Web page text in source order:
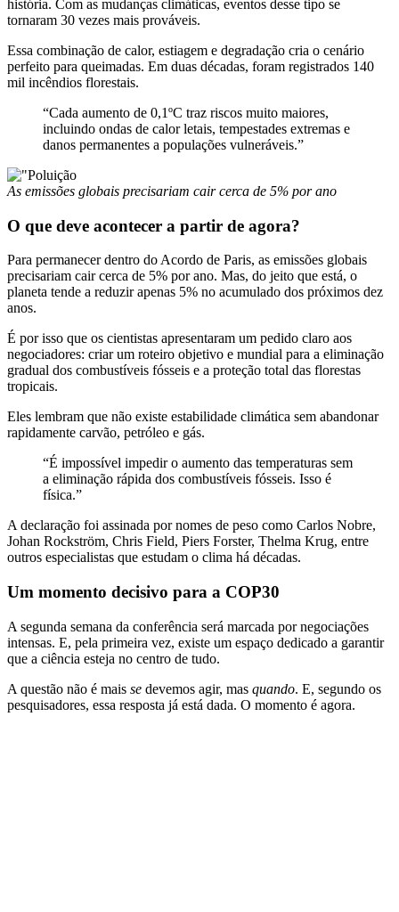
história. Com as mudanças climáticas, eventos desse tipo se
tornaram 30 vezes mais prováveis.
Essa combinação de calor, estiagem e degradação cria o cenário
perfeito para queimadas. Em duas décadas, foram registrados 140
mil incêndios florestais.
“Cada aumento de 0,1ºC traz riscos muito maiores,
incluindo ondas de calor letais, tempestades extremas e
danos permanentes a populações vulneráveis.”
As emissões globais precisariam cair cerca de 5% por ano
O que deve acontecer a partir de agora?
Para permanecer dentro do Acordo de Paris, as emissões globais
precisariam cair cerca de 5% por ano. Mas, do jeito que está, o
planeta tende a reduzir apenas 5% no acumulado dos próximos dez
anos.
É por isso que os cientistas apresentaram um pedido claro aos
negociadores: criar um roteiro objetivo e mundial para a eliminação
gradual dos combustíveis fósseis e a proteção total das florestas
tropicais.
Eles lembram que não existe estabilidade climática sem abandonar
rapidamente carvão, petróleo e gás.
“É impossível impedir o aumento das temperaturas sem
a eliminação rápida dos combustíveis fósseis. Isso é
física.”
A declaração foi assinada por nomes de peso como Carlos Nobre,
Johan Rockström, Chris Field, Piers Forster, Thelma Krug, entre
outros especialistas que estudam o clima há décadas.
Um momento decisivo para a COP30
A segunda semana da conferência será marcada por negociações
intensas. E, pela primeira vez, existe um espaço dedicado a garantir
que a ciência esteja no centro de tudo.
A questão não é mais se devemos agir, mas quando. E, segundo os
pesquisadores, essa resposta já está dada. O momento é agora.